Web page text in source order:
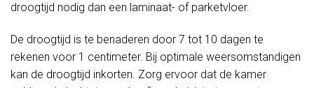
droogtijd nodig dan een laminaat- of parketvloer.
De droogtijd is te benaderen door 7 tot 10 dagen te
rekenen voor 1 centimeter. Bij optimale weersomstandigen
kan de droogtijd inkorten. Zorg ervoor dat de kamer